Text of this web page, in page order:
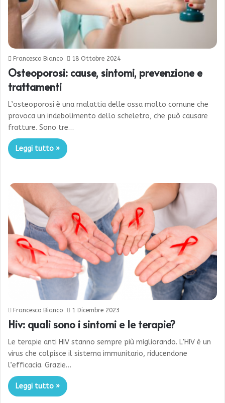
Francesco Bianco 18 Ottobre 2024
Osteoporosi: cause, sintomi, prevenzione e
trattamenti
L’osteoporosi è una malattia delle ossa molto comune che
provoca un indebolimento dello scheletro, che può causare
fratture. Sono tre…
Leggi tutto »
Francesco Bianco 1 Dicembre 2023
Hiv: quali sono i sintomi e le terapie?
Le terapie anti HIV stanno sempre più migliorando. L’HIV è un
virus che colpisce il sistema immunitario, riducendone
l’efficacia. Grazie…
Leggi tutto »